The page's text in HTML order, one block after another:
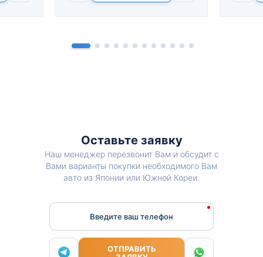
Оставьте заявку
Наш менеджер перезвонит Вам и обсудит с
Вами варианты покупки необходимого Вам
авто из Японии или Южной Кореи.
Введите ваш телефон
ОТПРАВИТЬ